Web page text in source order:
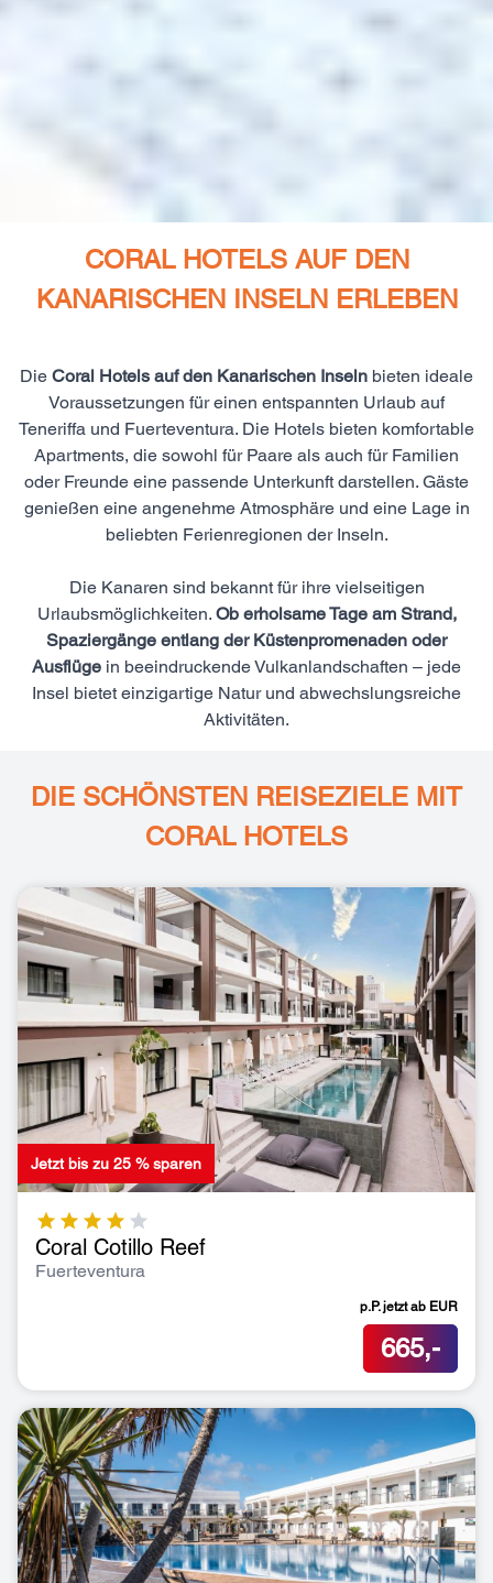
CORAL HOTELS AUF DEN
KANARISCHEN INSELN ERLEBEN
Die Coral Hotels auf den Kanarischen Inseln bieten ideale
Voraussetzungen für einen entspannten Urlaub auf
Teneriffa und Fuerteventura. Die Hotels bieten komfortable
Apartments, die sowohl für Paare als auch für Familien
oder Freunde eine passende Unterkunft darstellen. Gäste
genießen eine angenehme Atmosphäre und eine Lage in
beliebten Ferienregionen der Inseln.
Die Kanaren sind bekannt für ihre vielseitigen
Urlaubsmöglichkeiten. Ob erholsame Tage am Strand,
Spaziergänge entlang der Küstenpromenaden oder
Ausflüge in beeindruckende Vulkanlandschaften – jede
Insel bietet einzigartige Natur und abwechslungsreiche
Aktivitäten.
DIE SCHÖNSTEN REISEZIELE MIT
CORAL HOTELS
Jetzt bis zu 25 % sparen
Coral Cotillo Reef
Fuerteventura
p.P. jetzt ab EUR
665,-